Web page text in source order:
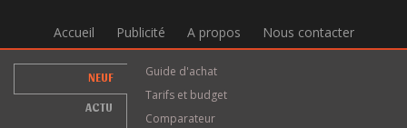
Accueil Publicité A propos Nous contacter
NEUF
ACTU
Guide d'achat
Tarifs et budget
Comparateur